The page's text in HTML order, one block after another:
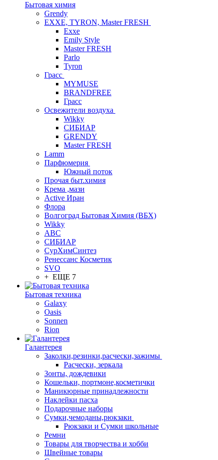
Бытовая химия
Grendy
EXXE, TYRON, Master FRESH
Exxe
Emily Style
Master FRESH
Parlo
Tyron
Грасс
MYMUSE
BRANDFREE
Грасс
Освежители воздуха
Wikky
СИБИАР
GRENDY
Master FRESH
Lamm
Парфюмерия
Южный поток
Прочая быт.химия
Крема ,мази
Аctive Иран
Флора
Волгоград Бытовая Химия (ВБХ)
Wikky
АВС
СИБИАР
СурХимСинтез
Ренессанс Косметик
SVO
+ ЕЩЕ 7
Бытовая техника
Galaxy
Oasis
Sonnen
Rion
Галантерея
Заколки,резинки,расчески,зажимы
Расчески, зеркала
Зонты, дождевики
Кошельки, портмоне,косметички
Маникюрные принадлежности
Наклейки пасха
Подарочные наборы
Сумки,чемоданы,рюкзаки
Рюкзаки и Сумки школьные
Ремни
Товары для творчества и хобби
Швейные товары